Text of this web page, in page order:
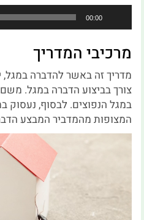
אודיו
00:00
מרכיבי המדריך
מדריך זה באשר להדברה במגל,
צורך בביצוע הדברה במגל.
במגל הנפוצים. לבסוף, נעסוק
המצופות מהמדביר המבצע